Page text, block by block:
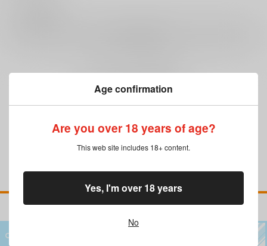
Age confirmation
Are you over 18 years of age?
This web site includes 18+ content.
No
Yes, I'm over 18 years